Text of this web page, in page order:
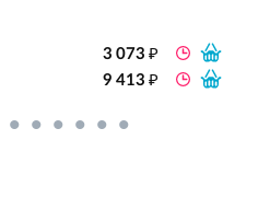
3 073₽
9 413₽